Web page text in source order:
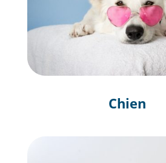
Chien